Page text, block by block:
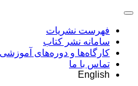
فهرست نشریات
سامانه نشر کتاب
کارگاه‌ها و دوره‌های
تماس با ما
English